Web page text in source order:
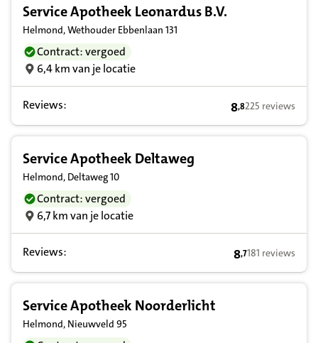
Service Apotheek Leonardus B.V.
Helmond, Wethouder Ebbenlaan 131
Contract: vergoed
6,4 km van je locatie
Reviews: 8,8 op basis van
8,8225 reviews
Service Apotheek Deltaweg
Helmond, Deltaweg 10
Contract: vergoed
6,7 km van je locatie
Reviews: 8,7 op basis van
8,7181 reviews
Service Apotheek Noorderlicht
Helmond, Nieuwveld 95